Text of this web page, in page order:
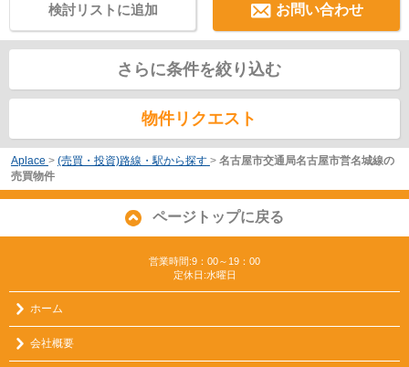
お問い合わせ
検討リストに追加
さらに条件を絞り込む
物件リクエスト
Aplace > (売買・投資)路線・駅から探す > 名古屋市交通局名古屋市営名城線の
売買物件
ページトップに戻る
営業時間:9：00～19：00
定休日:水曜日
ホーム
会社概要